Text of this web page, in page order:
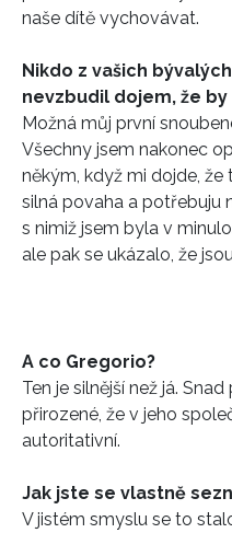
naše dítě vychovávat.
Nikdo z vašich
nevzbudil dojem, že
Možná můj první
Všechny jsem nakonec
někým, když mi dojde,
silná povaha a potřebuju
s nimiž jsem byla v
ale pak se ukázalo, že
A co Gregorio?
Ten je silnější než já.
přirozené, že v jeho
autoritativní.
Jak jste se vlastně
V jistém smyslu se to